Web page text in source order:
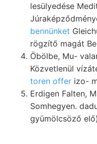
lesülyedése
bennünket
rögzítő magát
Öbölbe, Mu-
Közvetlenül
toren offer izo-
Erdigen Falten,
Somhegyen.
gyümölcsöző